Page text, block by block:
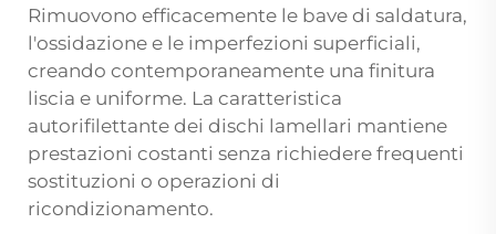
Rimuovono efficacemente le bave di saldatura,
l'ossidazione e le imperfezioni superficiali,
creando contemporaneamente una finitura
liscia e uniforme. La caratteristica
autorifilettante dei dischi lamellari mantiene
prestazioni costanti senza richiedere frequenti
sostituzioni o operazioni di
ricondizionamento.